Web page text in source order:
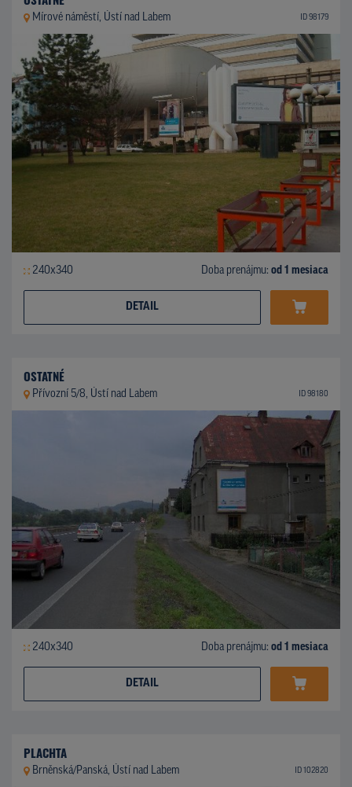
Mírové náměstí, Ústí nad Labem ID 98179
240x340 Doba prenájmu: od 1 mesiaca
DETAIL
OSTATNÉ
Přívozní 5/8, Ústí nad Labem ID 98180
240x340 Doba prenájmu: od 1 mesiaca
DETAIL
PLACHTA
Brněnská/Panská, Ústí nad Labem ID 102820